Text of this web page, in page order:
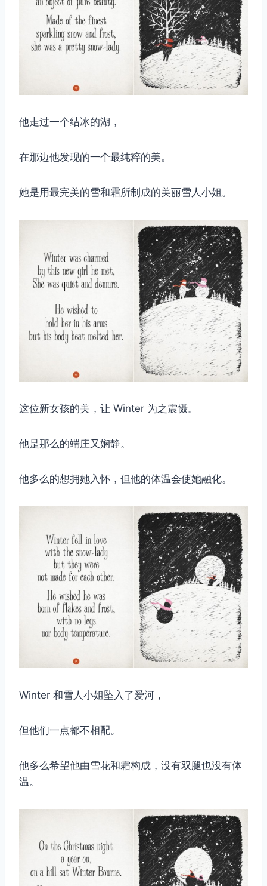
他走过一个结冰的湖，
在那边他发现的一个最纯粹的美。
她是用最完美的雪和霜所制成的美丽雪人小姐。
这位新女孩的美，让 Winter 为之震慑。
他是那么的端庄又娴静。
他多么的想拥她入怀，但他的体温会使她融化。
Winter 和雪人小姐坠入了爱河，
但他们一点都不相配。
他多么希望他由雪花和霜构成，没有双腿也没有体
温。